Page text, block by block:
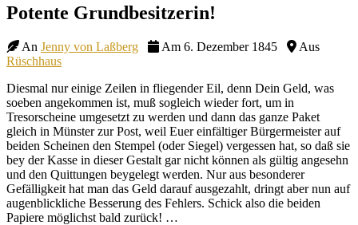
Site
Overlay
Potente Grundbesitzerin!
An Jenny von Laßberg Am 6. Dezember 1845
Aus
Rüschhaus
Diesmal nur einige Zeilen in fliegender Eil, denn Dein Geld, was
soeben angekommen ist, muß sogleich wieder fort, um in
Tresorscheine umgesetzt zu werden und dann das ganze Paket
gleich in Münster zur Post, weil Euer einfältiger Bürgermeister auf
beiden Scheinen den Stempel (oder Siegel) vergessen hat, so daß sie
bey der Kasse in dieser Gestalt gar nicht können als gültig angesehn
und den Quittungen beygelegt werden. Nur aus besonderer
Gefälligkeit hat man das Geld darauf ausgezahlt, dringt aber nun auf
augenblickliche Besserung des Fehlers. Schick also die beiden
Papiere möglichst bald zurück! …